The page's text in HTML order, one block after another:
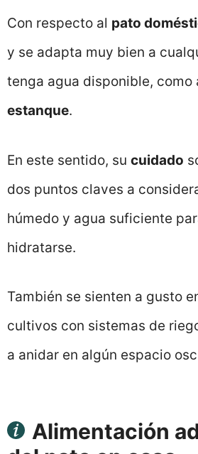
Con respecto al pato
y se adapta muy bien a
tenga agua disponible, como
estanque.
En este sentido, su cuidado
dos puntos claves a
húmedo y agua suficiente
hidratarse.
También se sienten a gusto
cultivos con sistemas de
a anidar en algún espacio
Alimentación